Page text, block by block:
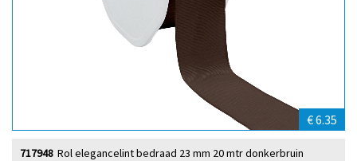
€ 6.35
Rol elegancelint bedraad 23 mm 20 mtr donkerbruin
717948